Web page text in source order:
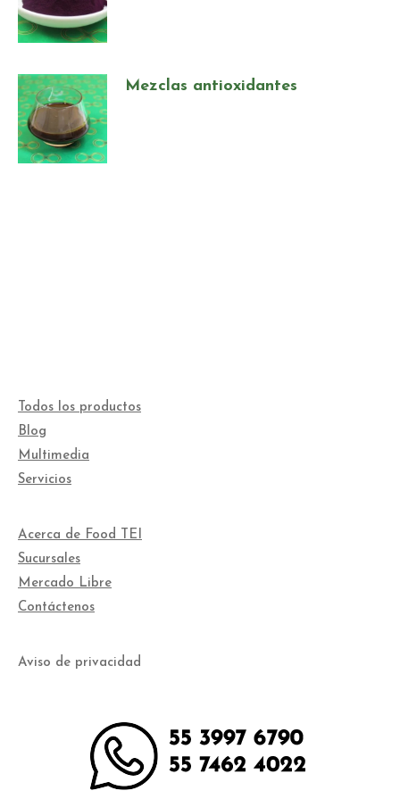
Mezclas antioxidantes
Todos los productos
Blog
Multimedia
Servicios
Acerca de Food TEI
Sucursales
Mercado Libre
Contáctenos
Aviso de privacidad